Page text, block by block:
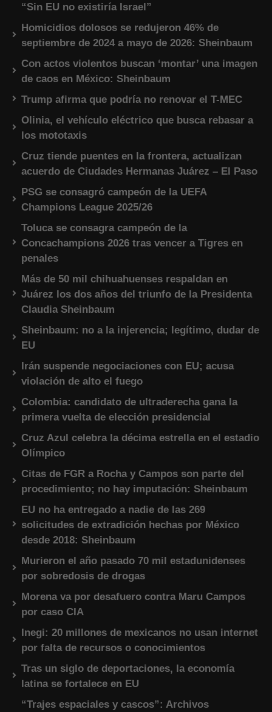
“Sin EU no existiría Israel”
Homicidios dolosos se redujeron 46% de
septiembre de 2024 a mayo de 2026: Sheinbaum
Con actos violentos buscan ‘montar’ una imagen
de caos en México: Sheinbaum
Trump afirma que podría no renovar el T-MEC
Olinia, el vehículo eléctrico que busca rebasar a
los mototaxis
Cruz tiende puentes en la frontera, actualizan
acuerdo de Ciudades Hermanas Juárez – El Paso
PSG se consagró campeón de la UEFA
Champions League 2025/26
Toluca se consagra campeón de la
Concachampions 2026 tras vencer a Tigres en
penales
Más de 50 mil chihuahuenses respaldan en
Juárez los dos años del triunfo de la Presidenta
Claudia Sheinbaum
Sheinbaum: no a la injerencia; legítimo, dudar de
EU
Irán suspende negociaciones con EU; acusa
violación de alto el fuego
Colombia: candidato de ultraderecha gana la
primera vuelta de elección presidencial
Cruz Azul celebra la décima estrella en el estadio
Olímpico
Citas de FGR a Rocha y Campos son parte del
procedimiento; no hay imputación: Sheinbaum
EU no ha entregado a nadie de las 269
solicitudes de extradición hechas por México
desde 2018: Sheinbaum
Murieron el año pasado 70 mil estadunidenses
por sobredosis de drogas
Morena va por desafuero contra Maru Campos
por caso CIA
Inegi: 20 millones de mexicanos no usan internet
por falta de recursos o conocimientos
Tras un siglo de deportaciones, la economía
latina se fortalece en EU
“Trajes espaciales y cascos”: Archivos